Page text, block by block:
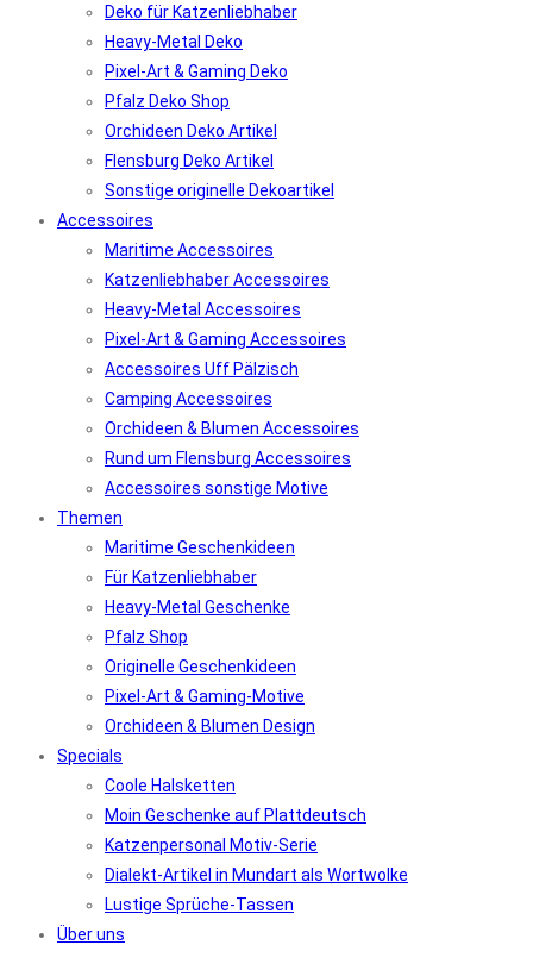
Deko für Katzenliebhaber
Heavy-Metal Deko
Pixel-Art & Gaming Deko
Pfalz Deko Shop
Orchideen Deko Artikel
Flensburg Deko Artikel
Sonstige originelle Dekoartikel
Accessoires
Maritime Accessoires
Katzenliebhaber Accessoires
Heavy-Metal Accessoires
Pixel-Art & Gaming Accessoires
Accessoires Uff Pälzisch
Camping Accessoires
Orchideen & Blumen Accessoires
Rund um Flensburg Accessoires
Accessoires sonstige Motive
Themen
Maritime Geschenkideen
Für Katzenliebhaber
Heavy-Metal Geschenke
Pfalz Shop
Originelle Geschenkideen
Pixel-Art & Gaming-Motive
Orchideen & Blumen Design
Specials
Coole Halsketten
Moin Geschenke auf Plattdeutsch
Katzenpersonal Motiv-Serie
Dialekt-Artikel in Mundart als Wortwolke
Lustige Sprüche-Tassen
Über uns